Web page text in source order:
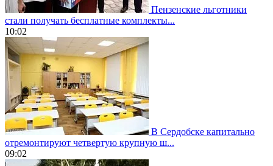
Пензенские льготники
стали получать бесплатные комплекты...
10:02
В Сердобске капитально
отремонтируют четвертую крупную ш...
09:02